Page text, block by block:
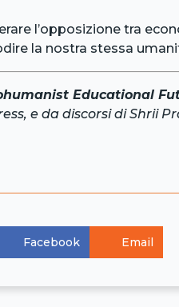
l’opposizione tra
la nostra stessa
Educational
e da discorsi di Shrii
Facebook Email